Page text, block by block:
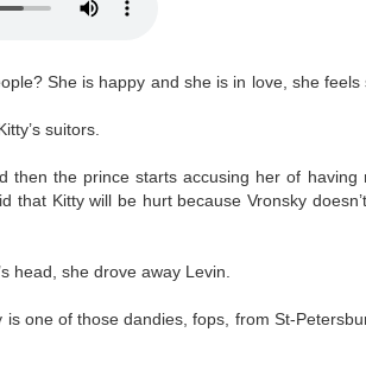
She is happy and she is in love, she
suitors.
the prince starts accusing her of
that Kitty will be hurt because Vronsky
head, she drove away Levin.
one of those dandies, fops, from St-